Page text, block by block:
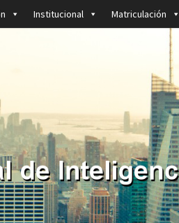
Institucional Matriculación